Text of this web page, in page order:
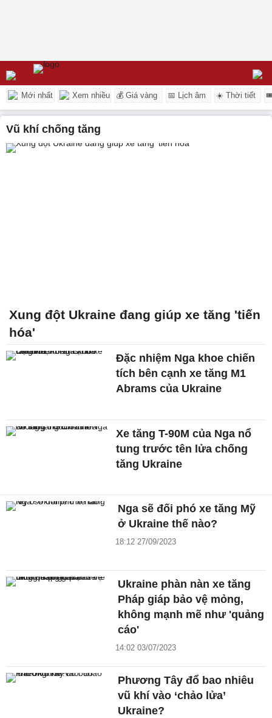
Mới nhất Xem nhiều 💰 Giá vàng 📅 Lịch âm ☀️ Thời tiết
vũ khí chống tăng
Xung đột Ukraine đang giúp xe tăng 'tiến
hóa'
Đặc nhiệm Nga khoe chiến
tích bên cạnh xe tăng M1
Abrams của Ukraine
Xe tăng T-90M của Nga nổ
tung trước tên lửa chống
tăng Ukraine
Nga sẽ đối phó xe tăng Mỹ
ở Ukraine thế nào?
18:12 27/09/2023
Ukraine phàn nàn xe tăng
Pháp giáp bảo vệ mỏng,
không mạnh mẽ như 'quảng
cáo'
14:02 03/07/2023
Phương Tây đổ bao nhiêu
vũ khí vào ‘chảo lửa’
Ukraine?